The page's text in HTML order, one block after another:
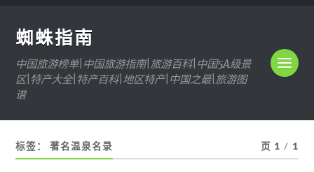
蜘蛛指南
中国旅游榜单|中国旅游指南|旅游百科|中国5A级景
区|特产大全|特产百科|地区特产|中国之最|旅游图
谱
标签：著名温泉名录 页 1 / 1